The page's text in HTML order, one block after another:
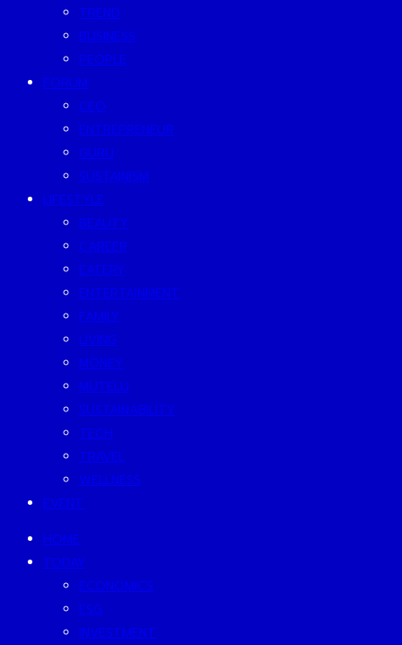
TREND
BUSINESS
PEOPLE
FORUM
CEO
ENTREPRENEUR
GURU
SUSTAINISM
LIFESTYLE
BEAUTY
CAREER
EATERY
ENTERTAINMENT
FAMILY
LIVING
MONEY
MUTELU
SUSTAINABILITY
TECH
TRAVEL
WELLNESS
EVENT
HOME
TODAY
ECONOMICS
ESG
INVESTMENT